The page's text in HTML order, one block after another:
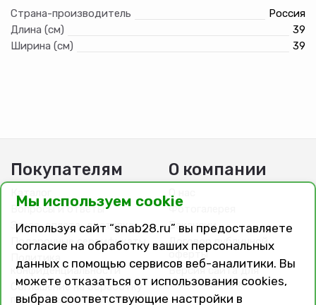
Страна-производитель
Россия
Длина (см)
39
Ширина (см)
39
Покупателям
Каталог
Вопросы и ответы
Заказ, оплата, доставка
Подарочные сертификаты
конфиденциальности
Соглашение на обработку
персональных данных
О компании
О нас
Фотогалерея
Вакансии
Договор публичной
оферты
Версия сайта для
слабовидящих
Мы используем cookie
Используя сайт “snab28.ru” вы предоставляете
согласие на обработку ваших персональных
данных с помощью сервисов веб-аналитики. Вы
можете отказаться от использования cookies,
выбрав соответствующие настройки в